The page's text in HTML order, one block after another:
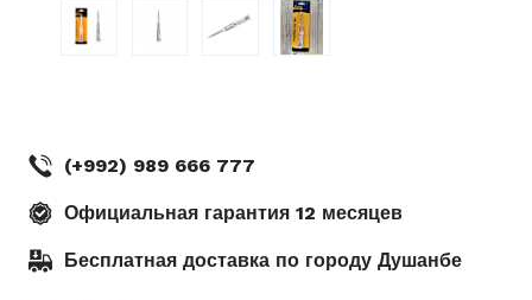
(+992) 989 666 777
Официальная гарантия 12 месяцев
Бесплатная доставка по городу Душанбе